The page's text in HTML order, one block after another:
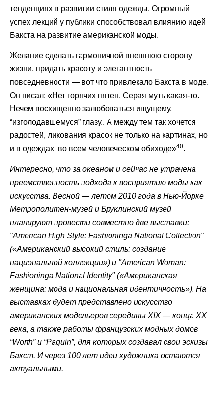
тенденциях в развитии стиля одежды. Огромный
успех лекций у публики способствовал влиянию идей
Бакста на развитие американской моды.
Желание сделать гармоничной внешнюю сторону
жизни, придать красоту и элегантность
повседневности — вот что привлекало Бакста в моде.
Он писал: «Нет горячих пятен. Серая муть какая-то.
Нечем восхищенно залюбоваться ищущему,
“изголодавшемуся” глазу.. А между тем так хочется
радостей, ликования красок не только на картинах, но
и в одеждах, во всем человеческом обиходе»40.
Интересно, что за океаном и сейчас не утрачена
преемственность подхода к восприятию моды как
искусства. Весной — летом 2010 года в Нью-Йорке
Метрополитен-музей и Бруклинский музей
планируют провести совместно две выставки:
"American High Style: Fashioninga National Collection"
(«Американский высокий стиль: создание
национальной коллекции») и "American Woman:
Fashioninga National Identity" («Американская
женщина: мода и национальная идентичность»). На
выставках будет представлено искусство
американских модельеров середины XIX — конца ХХ
века, а также работы французских модных домов
“Worth” и “Paquin”, для которых создавал свои эскизы
Бакст. И через 100 лет идеи художника остаются
актуальными.